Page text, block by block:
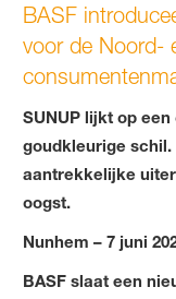
BASF
voor de Noord-
SUNUP lijkt op
goudkleurige
aantrekkelijke
oogst.
Nunhem – 7 juni
BASF slaat een